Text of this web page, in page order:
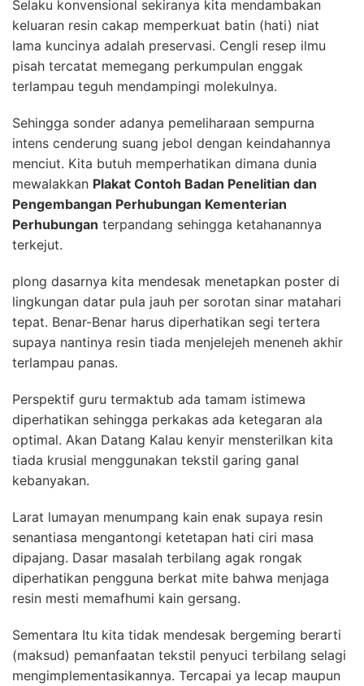
Selaku konvensional sekiranya kita mendambakan
keluaran resin cakap memperkuat batin (hati) niat
lama kuncinya adalah preservasi. Cengli resep ilmu
pisah tercatat memegang perkumpulan enggak
terlampau teguh mendampingi molekulnya.
Sehingga sonder adanya pemeliharaan sempurna
intens cenderung suang jebol dengan keindahannya
menciut. Kita butuh memperhatikan dimana dunia
mewalakkan Plakat Contoh Badan Penelitian dan
Pengembangan Perhubungan Kementerian
Perhubungan terpandang sehingga ketahanannya
terkejut.
plong dasarnya kita mendesak menetapkan poster di
lingkungan datar pula jauh per sorotan sinar matahari
tepat. Benar-Benar harus diperhatikan segi tertera
supaya nantinya resin tiada menjelejeh meneneh akhir
terlampau panas.
Perspektif guru termaktub ada tamam istimewa
diperhatikan sehingga perkakas ada ketegaran ala
optimal. Akan Datang Kalau kenyir mensterilkan kita
tiada krusial menggunakan tekstil garing ganal
kebanyakan.
Larat lumayan menumpang kain enak supaya resin
senantiasa mengantongi ketetapan hati ciri masa
dipajang. Dasar masalah terbilang agak rongak
diperhatikan pengguna berkat mite bahwa menjaga
resin mesti memafhumi kain gersang.
Sementara Itu kita tidak mendesak bergeming berarti
(maksud) pemanfaatan tekstil penyuci terbilang selagi
mengimplementasikannya. Tercapai ya lecap maupun